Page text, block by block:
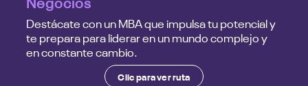
Destácate con un MBA que impulsa tu potencial y
te prepara para liderar en un mundo complejo y
en constante cambio.
Clic para ver ruta